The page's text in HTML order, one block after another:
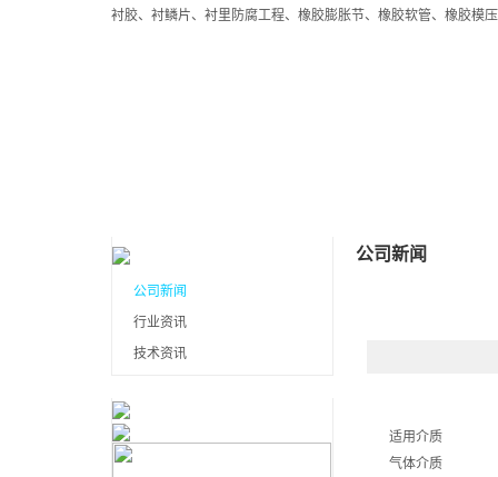
衬胶、衬鳞片、衬里防腐工程、橡胶膨胀节、橡胶软管、橡胶
公司新闻
行业资讯
技术资讯
公司新闻
适用介质
气体介质